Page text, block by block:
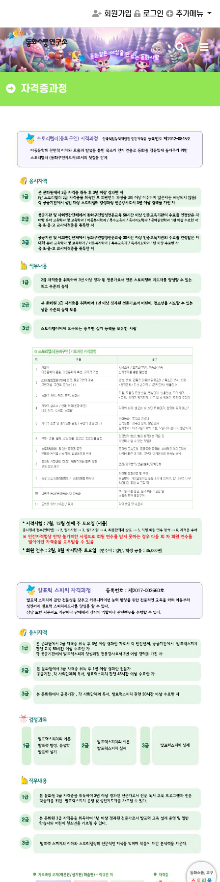
회원가입 로그인 추가메뉴
동화같은 세상을 만드는 동화사랑
검
색
버
튼
메
뉴
버
튼
자격증과정